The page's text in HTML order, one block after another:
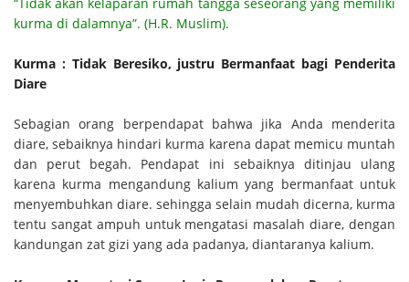
“Tidak akan kelaparan rumah tangga seseorang yang memiliki
kurma di dalamnya”. (H.R. Muslim).
Kurma : Tidak Beresiko, justru Bermanfaat bagi Penderita
Diare
Sebagian orang berpendapat bahwa jika Anda menderita
diare, sebaiknya hindari kurma karena dapat memicu muntah
dan perut begah. Pendapat ini sebaiknya ditinjau ulang
karena kurma mengandung kalium yang bermanfaat untuk
menyembuhkan diare. sehingga selain mudah dicerna, kurma
tentu sangat ampuh untuk mengatasi masalah diare, dengan
kandungan zat gizi yang ada padanya, diantaranya kalium.